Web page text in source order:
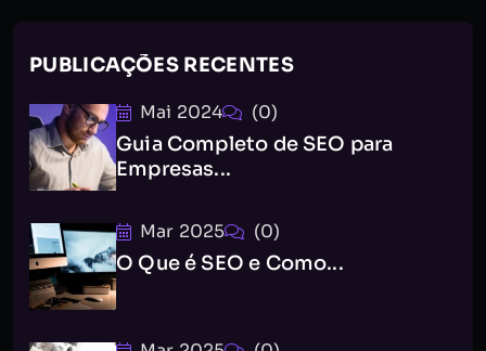
PUBLICAÇÕES RECENTES
Mai 2024 (0)
Guia Completo de SEO para
Empresas...
Mar 2025 (0)
O Que é SEO e Como...